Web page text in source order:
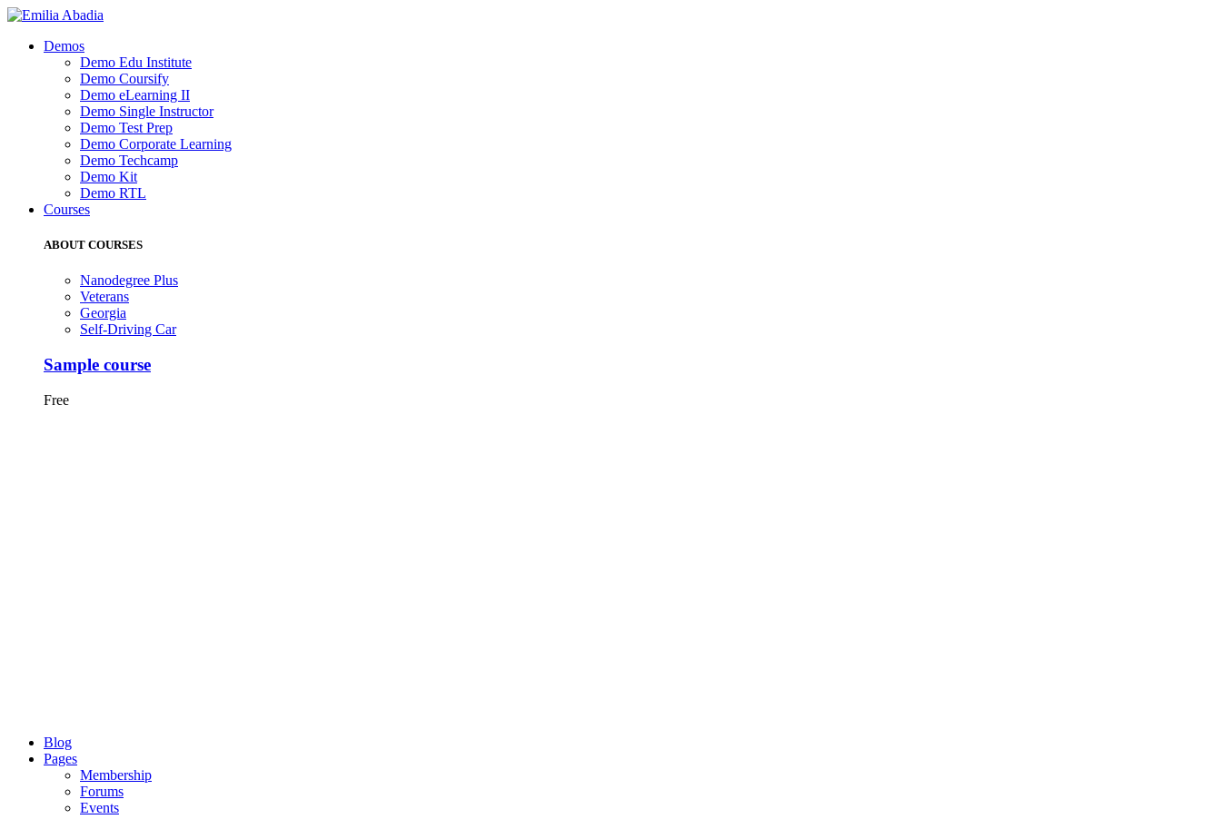
Demos
Demo Edu Institute
Demo Coursify
Demo eLearning II
Demo Single Instructor
Demo Test Prep
Demo Corporate Learning
Demo Techcamp
Demo Kit
Demo RTL
Courses
ABOUT COURSES
Nanodegree Plus
Veterans
Georgia
Self-Driving Car
Sample course
Free
Blog
Pages
Membership
Forums
Events